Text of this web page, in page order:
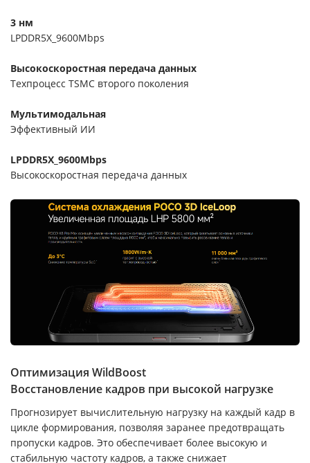
3 нм
LPDDR5X_9600Mbps
Высокоскоростная передача данных
Техпроцесс TSMC второго поколения
Мультимодальная
Эффективный ИИ
LPDDR5X_9600Mbps
Высокоскоростная передача данных
Оптимизация WildBoost
Восстановление кадров при высокой нагрузке
Прогнозирует вычислительную нагрузку на каждый кадр в
цикле формирования, позволяя заранее предотвращать
пропуски кадров. Это обеспечивает более высокую и
стабильную частоту кадров, а также снижает